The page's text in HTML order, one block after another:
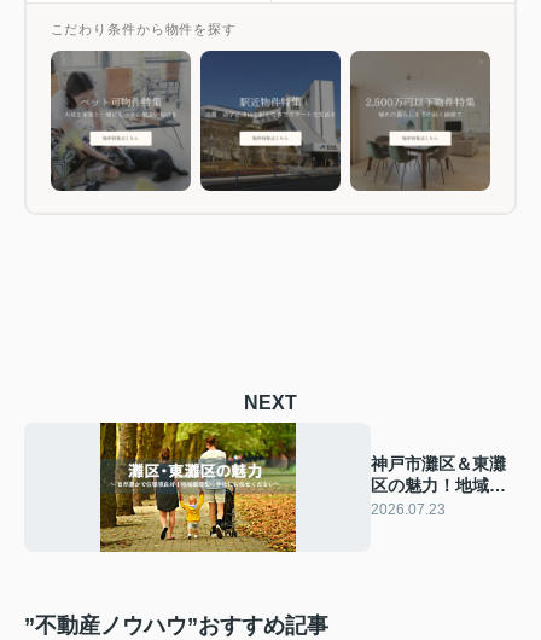
こだわり条件から物件を探す
NEXT
神戸市灘区＆東灘
区の魅力！地域密
着型の弊社にお任
2026.07.23
”不動産ノウハウ”おすすめ記事